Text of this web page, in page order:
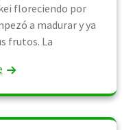
floreciendo por
a madurar y ya
frutos. La